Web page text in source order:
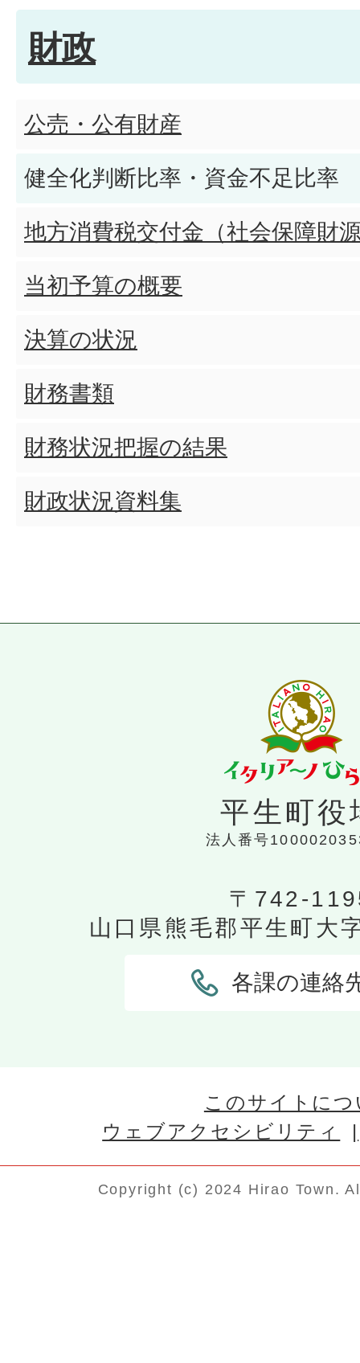
財政
公売・公有財産
健全化判断比率・資金不足比率
地方消費税交付金（社会保障財
当初予算の概要
決算の状況
財務書類
財務状況把握の結果
財政状況資料集
平生町役
法人番号
〒742-
山口県熊毛郡平生町大
各課の連絡
このサイトに
ウェブアクセシビリティ
Copyright (c) 2024 Hirao Town.